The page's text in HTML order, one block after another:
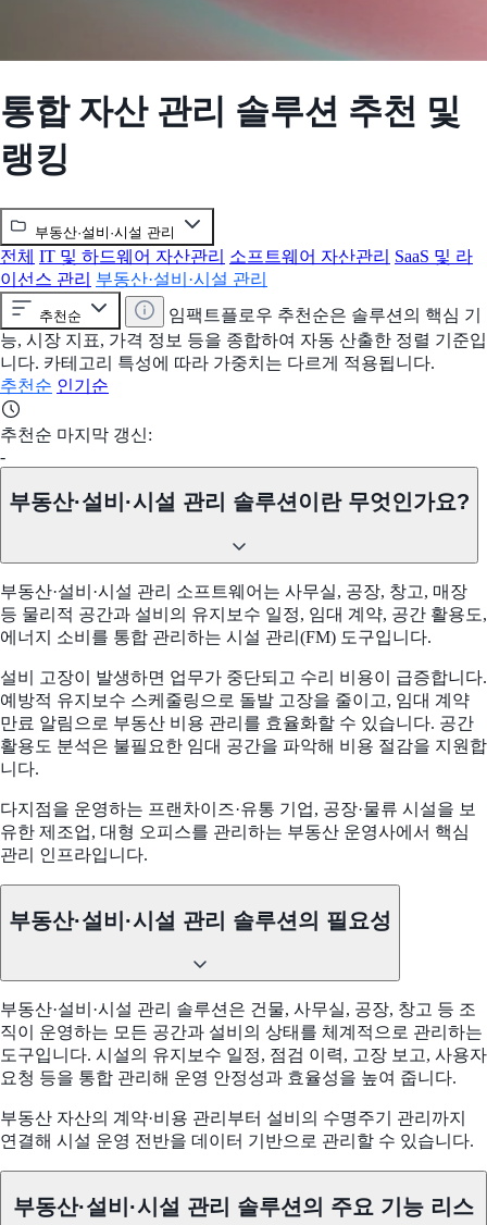
통합 자산 관리 솔루션 추천 및
랭킹
부동산·설비·시설 관리
전체 IT 및 하드웨어 자산관리 소프트웨어 자산관리 SaaS 및 라
이선스 관리 부동산·설비·시설 관리
추천순
임팩트플로우 추천순은 솔루션의 핵심 기
능, 시장 지표, 가격 정보 등을 종합하여 자동 산출한 정렬 기준입
니다. 카테고리 특성에 따라 가중치는 다르게 적용됩니다.
추천순 인기순
추천순 마지막 갱신:
-
부동산·설비·시설 관리 솔루션이란 무엇인가요?
부동산·설비·시설 관리 소프트웨어는 사무실, 공장, 창고, 매장
등 물리적 공간과 설비의 유지보수 일정, 임대 계약, 공간 활용도,
에너지 소비를 통합 관리하는 시설 관리(FM) 도구입니다.
설비 고장이 발생하면 업무가 중단되고 수리 비용이 급증합니다.
예방적 유지보수 스케줄링으로 돌발 고장을 줄이고, 임대 계약
만료 알림으로 부동산 비용 관리를 효율화할 수 있습니다. 공간
활용도 분석은 불필요한 임대 공간을 파악해 비용 절감을 지원합
니다.
다지점을 운영하는 프랜차이즈·유통 기업, 공장·물류 시설을 보
유한 제조업, 대형 오피스를 관리하는 부동산 운영사에서 핵심
관리 인프라입니다.
부동산·설비·시설 관리 솔루션의 필요성
부동산·설비·시설 관리 솔루션은 건물, 사무실, 공장, 창고 등 조
직이 운영하는 모든 공간과 설비의 상태를 체계적으로 관리하는
도구입니다. 시설의 유지보수 일정, 점검 이력, 고장 보고, 사용자
요청 등을 통합 관리해 운영 안정성과 효율성을 높여 줍니다.
부동산 자산의 계약·비용 관리부터 설비의 수명주기 관리까지
연결해 시설 운영 전반을 데이터 기반으로 관리할 수 있습니다.
부동산·설비·시설 관리 솔루션의 주요 기능 리스